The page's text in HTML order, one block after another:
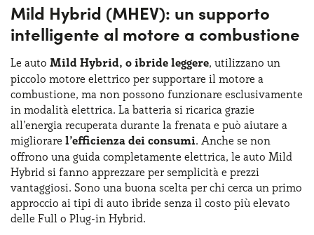
Mild Hybrid (MHEV): un supporto
intelligente al motore a combustione
Le auto Mild Hybrid, o ibride leggere, utilizzano un
piccolo motore elettrico per supportare il motore a
combustione, ma non possono funzionare esclusivamente
in modalità elettrica. La batteria si ricarica grazie
all’energia recuperata durante la frenata e può aiutare a
migliorare l’efficienza dei consumi. Anche se non
offrono una guida completamente elettrica, le auto Mild
Hybrid si fanno apprezzare per semplicità e prezzi
vantaggiosi. Sono una buona scelta per chi cerca un primo
approccio ai tipi di auto ibride senza il costo più elevato
delle Full o Plug-in Hybrid.